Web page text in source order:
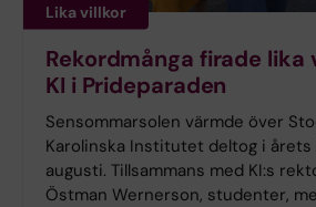
Lika villkor
Rekordmånga firade lika
KI i Prideparaden
Sensommarsolen värmde över
Karolinska Institutet deltog i årets
augusti. Tillsammans med KI:s
Östman Wernerson, studenter,